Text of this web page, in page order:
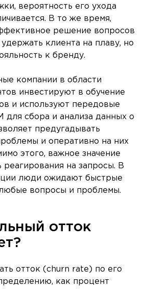
вероятность его ухода
В то же время,
решение вопросов
клиента на плаву, но
к бренду.
компании в области
инвестируют в обучение
и используют передовые
для сбора и анализа данных о
предугадывать
и оперативно на них
этого, важное значение
реагирования на запросы. В
люди ожидают быстрые
вопросы и проблемы.
отток
отток (churn rate) по его
как процент